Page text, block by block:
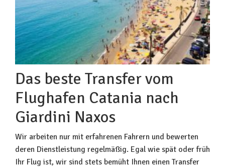
Das beste Transfer vom
Flughafen Catania nach
Giardini Naxos
Wir arbeiten nur mit erfahrenen Fahrern und bewerten
deren Dienstleistung regelmäßig. Egal wie spät oder früh
Ihr Flug ist, wir sind stets bemüht Ihnen einen Transfer